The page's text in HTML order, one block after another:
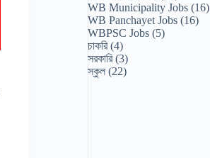
WB Municipality Jobs (16)
WB Panchayet Jobs (16)
WBPSC Jobs (5)
চাকরি(4)
সরকারি(3)
স্কুল (22)